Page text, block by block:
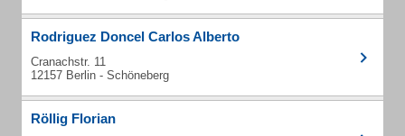
Rodriguez Doncel Carlos Alberto
Cranachstr. 11
12157 Berlin - Schöneberg
Röllig Florian